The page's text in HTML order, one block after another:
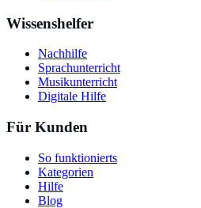
Wissenshelfer
Nachhilfe
Sprachunterricht
Musikunterricht
Digitale Hilfe
Für Kunden
So funktionierts
Kategorien
Hilfe
Blog